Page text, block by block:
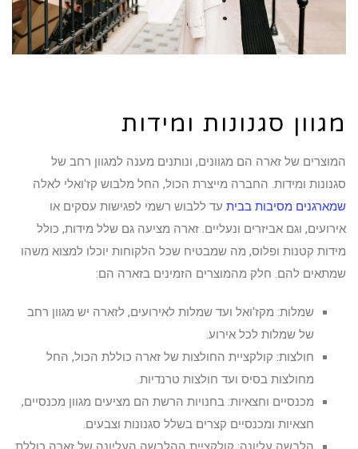
מגוון סגנונות ומידות
המוצרים של זארה הם מגוונים, ונותנים מענה למגוון רחב של
סגנונות ומידות. החברה מייצרת הכול, החל מלבוש קז'ואלי לאלה
שמארגנים מסיבות בבית עד ללבוש רשמי לפגישות עסקים או
אירועים, וגם אביזרים ונעליים. זארה מציעה גם שלל מידות, כולל
מידות קטנות ופלוס, מה שמבטיח שכל הלקוחות יוכלו למצוא משהו
שמתאים להם. חלק מהמוצרים הזמינים בזארה הם:
שמלות: מקז'ואל ועד שמלות לאירועים, לזארה יש מגוון רחב
של שמלות לכל אירוע.
חולצות: קולקציית החולצות של זארה כוללת הכול, החל
מחולצות בסיס ועד חולצות טרנדיות.
מכנסיים וחצאיות: בחנויות הרשת הם מציעים מגוון מכנסיים,
חצאיות ומכנסיים קצרים בשלל סגנונות וצבעים.